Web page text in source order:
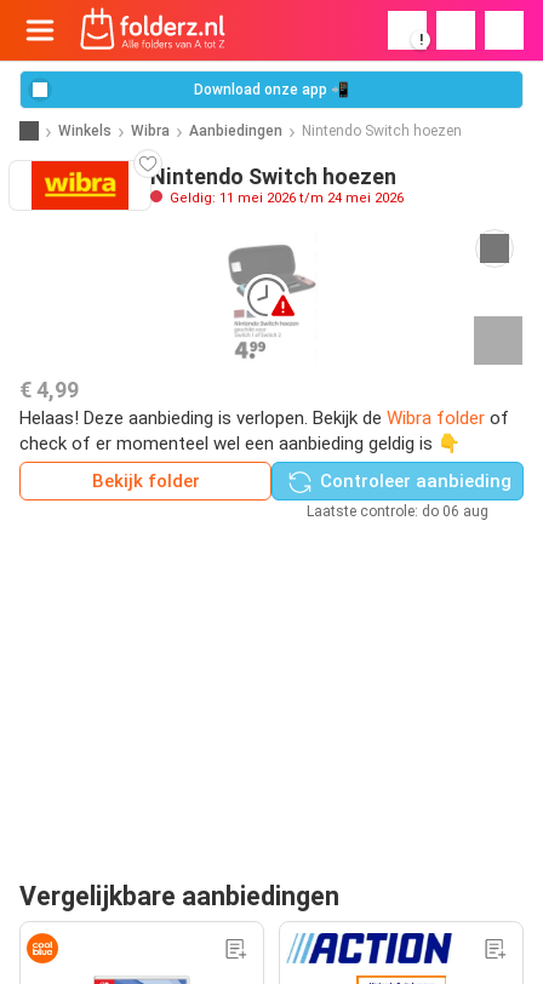
!
Download onze app 📲
Winkels Wibra Aanbiedingen Nintendo Switch hoezen
Nintendo Switch hoezen
Geldig: 11 mei 2026 t/m 24 mei 2026
€ 4,99
Helaas! Deze aanbieding is verlopen. Bekijk de Wibra folder of
check of er momenteel wel een aanbieding geldig is 👇
Bekijk folder
Controleer aanbieding
Laatste controle: do 06 aug
Vergelijkbare aanbiedingen